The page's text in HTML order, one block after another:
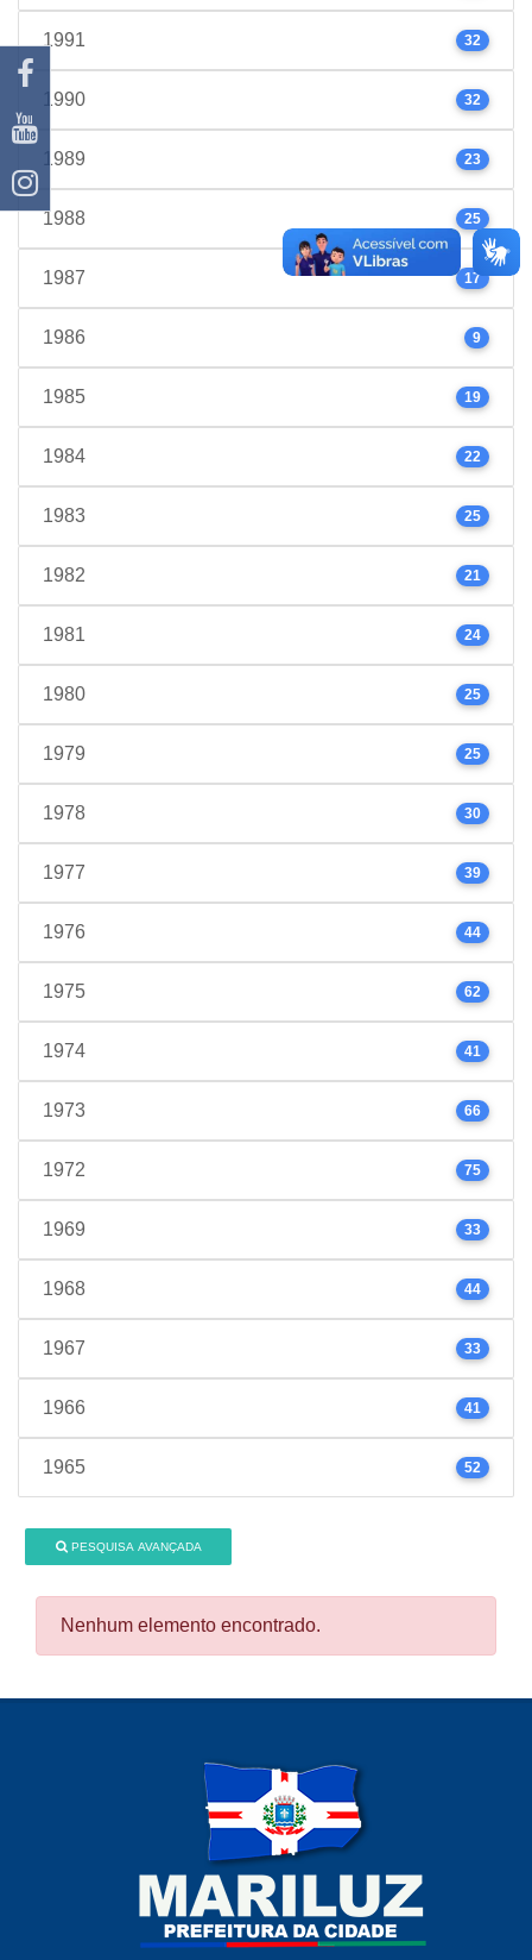
1991 32
1990 32
1989 23
1988 25
1987 17
1986 9
1985 19
1984 22
1983 25
1982 21
1981 24
1980 25
1979 25
1978 30
1977 39
1976 44
1975 62
1974 41
1973 66
1972 75
1969 33
1968 44
1967 33
1966 41
1965 52
PESQUISA AVANÇADA
Nenhum elemento encontrado.